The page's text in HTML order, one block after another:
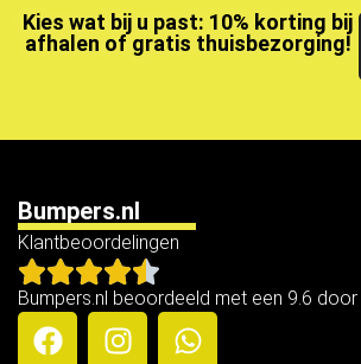
Kies wat bij u past: 10% korting bij
afhalen of gratis thuisbezorging!
Bumpers.nl
Klantbeoordelingen
Bumpers.nl beoordeeld met een 9.6